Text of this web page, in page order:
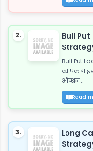
2.
Bull
Bull Put
व्यापक
ऑप्शन...
Read
3.
Long